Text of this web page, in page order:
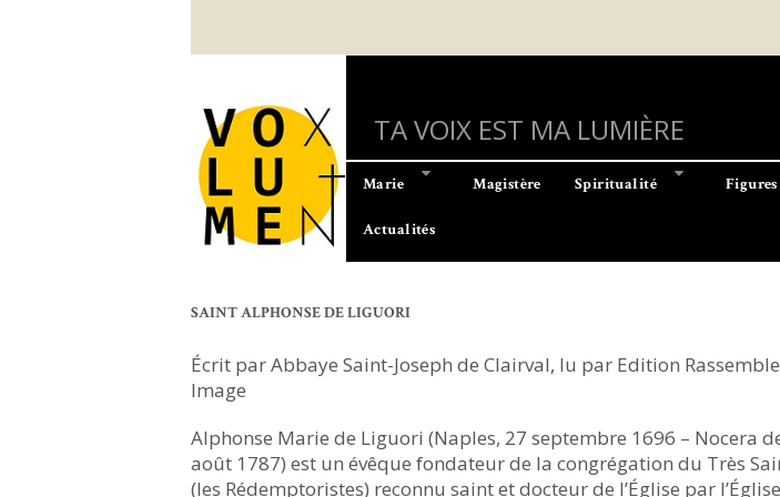
TA VOIX EST MA LUMIÈRE
Marie Magistère Spiritualité
Actualités
SAINT ALPHONSE DE LIGUORI
Écrit par Abbaye Saint-Joseph de Clairval, lu par Edition
Image
Alphonse Marie de Liguori (Naples, 27 septembre 1696 – Nocera
août 1787) est un évêque fondateur de la congrégation du Très
(les Rédemptoristes) reconnu saint et docteur de l’Église par